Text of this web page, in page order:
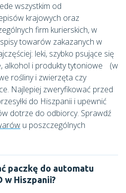
wszystkim od
krajowych oraz
firm kurierskich, w
towarów zakazanych w
leki, szybko psujące się
alkohol i produkty tytoniowe (w
rośliny i zwierzęta czy
Najlepiej zweryfikować przed
do Hiszpanii i upewnić
dotrze do odbiorcy. Sprawdź
u poszczególnych
paczkę do automatu
w Hiszpanii?